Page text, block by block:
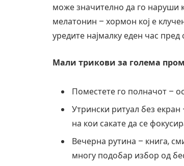
може значително да го наруши
мелатонин – хормон кој е
уредите најмалку еден час пред
Мали трикови за голема
Поместете го полначот –
Утрински ритуал без
на кои сакате да се
Вечерна рутина – книга,
многу подобар избор од